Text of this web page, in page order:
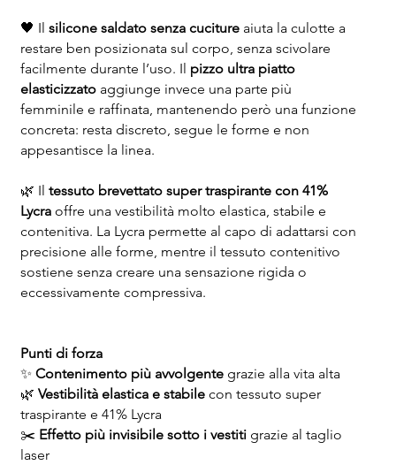
🖤 Il silicone saldato senza cucitureaiuta la culotte a
restare ben posizionata sul corpo, senza scivolare
facilmente durante l’uso. Il pizzo ultra piatto
elasticizzatoaggiunge invece una parte più
femminile e raffinata, mantenendo però una funzione
concreta: resta discreto, segue le forme e non
appesantisce la linea.
🌿 Il tessuto brevettato super traspirante con 41%
Lycraoffre una vestibilità molto elastica, stabile e
contenitiva. La Lycra permette al capo di adattarsi con
precisione alle forme, mentre il tessuto contenitivo
sostiene senza creare una sensazione rigida o
eccessivamente compressiva.
Punti di forza
✨ Contenimento più avvolgentegrazie alla vita alta
🌿 Vestibilità elastica e stabilecon tessuto super
traspirante e 41% Lycra
✂️ Effetto più invisibile sotto i vestitigrazie al taglio
laser